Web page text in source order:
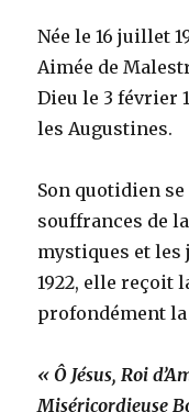
Née le 16 juillet
Aimée de
Dieu le 3 février
les Augustines.
Son quotidien
souffrances de
mystiques et
1922, elle reçoit
profondément
« Ô Jésus, Roi
Miséricordieuse